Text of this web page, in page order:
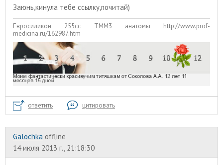
Заюнь,кинула тебе ссылку,почитай)
Евросиликон 255сс ТММ3 анатомы http://www.prof-
medicina.ru/162987.htm
ответить цитировать
Galochka offline
14 июля 2013 г., 21:18:30